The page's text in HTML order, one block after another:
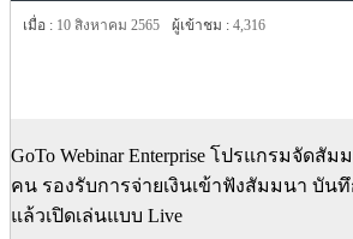
เมื่อ : 10 สิงหาคม 2565 ผู้เข้าชม : 4,316
GoTo Webinar Enterprise โปรแกรมจัดสั
คน รองรับการจ่ายเงินเข้าฟังสัมมนา บัน
แล้วเปิดเล่นแบบ Live